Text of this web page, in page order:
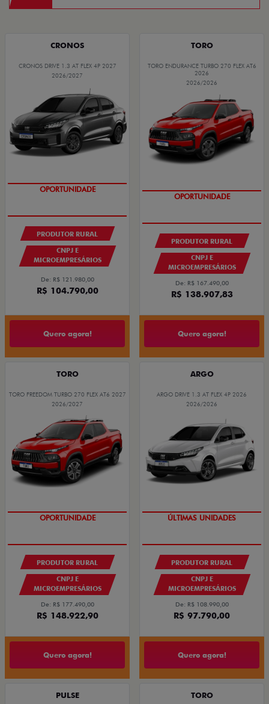
CRONOS
CRONOS DRIVE 1.3 AT FLEX 4P 2027
2026/2027
GRANDE CHANCE FIAT
PRODUTOR RURAL
CNPJ E
MICROEMPRESÁRIOS
De: R$ 121.980,00
R$ 104.790,00
Quero agora!
TORO
TORO ENDURANCE TURBO 270 FLEX AT6
2026
2026/2026
GRANDE CHANCE FIAT
PRODUTOR RURAL
CNPJ E
MICROEMPRESÁRIOS
De: R$ 167.490,00
R$ 138.907,83
Quero agora!
TORO
TORO FREEDOM TURBO 270 FLEX AT6 2027
2026/2027
GRANDE CHANCE FIAT
PRODUTOR RURAL
CNPJ E
MICROEMPRESÁRIOS
De: R$ 177.490,00
R$ 148.922,90
Quero agora!
ARGO
ARGO DRIVE 1.3 AT FLEX 4P 2026
2026/2026
GRANDE CHANCE FIAT
PRODUTOR RURAL
CNPJ E
MICROEMPRESÁRIOS
De: R$ 108.990,00
R$ 97.790,00
Quero agora!
PULSE TORO